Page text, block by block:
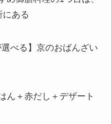
にある
べる】京のおばんざい
ん＋赤だし＋デザート